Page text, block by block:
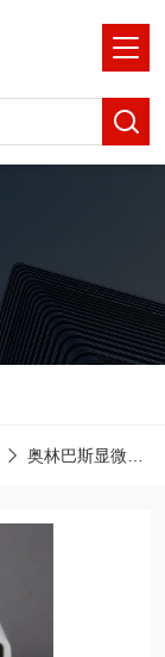
奥林巴斯显微镜